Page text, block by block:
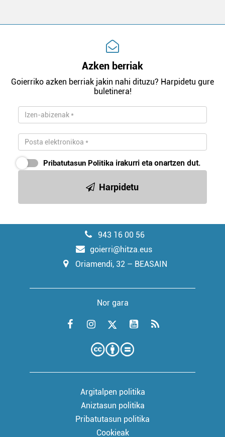
Azken berriak
Goierriko azken berriak jakin nahi dituzu? Harpidetu gure
buletinera!
Pribatutasun Politika irakurri eta onartzen dut.
Harpidetu
943 16 00 56
goierri@hitza.eus
Oriamendi, 32 – BEASAIN
Nor gara
Argitalpen politika
Aniztasun politika
Pribatutasun politika
Cookieak